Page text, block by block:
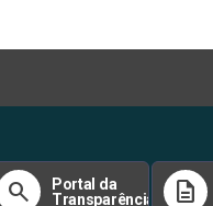
search
Portal da
Transparência
description